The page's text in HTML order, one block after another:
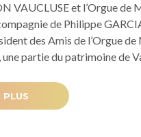
VAUCLUSE et l’Orgue de
de Philippe
des Amis de l’Orgue
une partie du patrimoine de
PLUS